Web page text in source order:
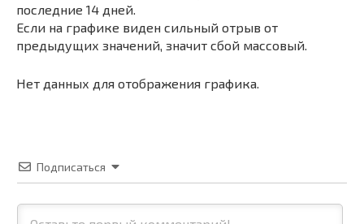
последние 14 дней.
Если на графике виден сильный отрыв от
предыдущих значений, значит сбой массовый.
Нет данных для отображения графика.
Подписаться